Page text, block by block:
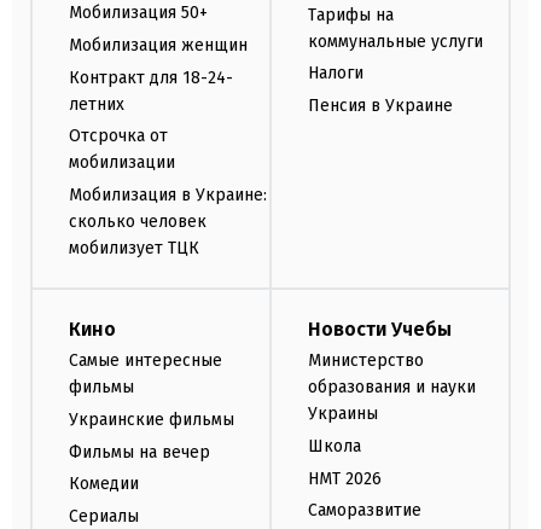
Мобилизация 50+
Мобилизация женщин
Контракт для 18-24-
летних
Отсрочка от
мобилизации
Мобилизация в Украине:
сколько человек
мобилизует ТЦК
Тарифы на
коммунальные услуги
Налоги
Пенсия в Украине
Кино
Самые интересные
фильмы
Украинские фильмы
Фильмы на вечер
Комедии
Сериалы
Новости Учебы
Министерство
образования и науки
Украины
Школа
НМТ 2026
Саморазвитие